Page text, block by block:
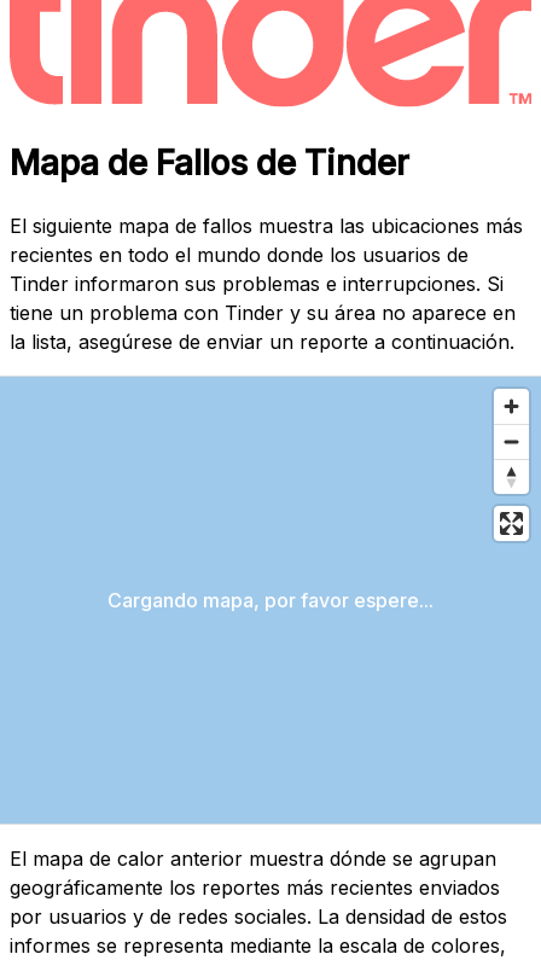
Mapa de Fallos de Tinder
El siguiente mapa de fallos muestra las ubicaciones más
recientes en todo el mundo donde los usuarios de
Tinder informaron sus problemas e interrupciones. Si
tiene un problema con Tinder y su área no aparece en
la lista, asegúrese de enviar un reporte a continuación.
Cargando mapa, por favor espere...
El mapa de calor anterior muestra dónde se agrupan
geográficamente los reportes más recientes enviados
por usuarios y de redes sociales. La densidad de estos
informes se representa mediante la escala de colores,